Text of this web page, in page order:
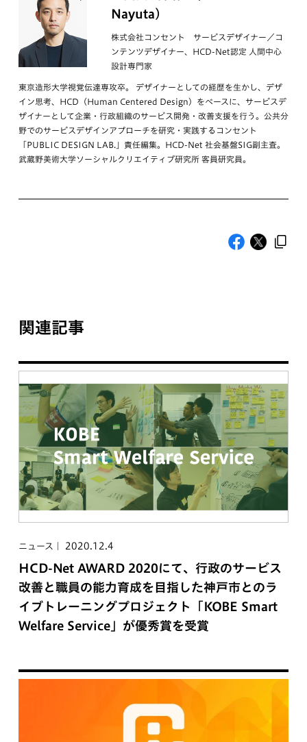
Nayuta）
株式会社コンセント サービスデザイナー／コ
ンテンツデザイナー、HCD-Net認定 人間中心
設計専門家
東京造形大学視覚伝達専攻卒。 デザイナーとしての経歴を生かし、デザ
イン思考、HCD（Human Centered Design）をベースに、サービスデ
ザイナーとして企業・行政組織のサービス開発・改善支援を行う。公共分
野でのサービスデザインアプローチを研究・実践するコンセント
「PUBLIC DESIGN LAB.」責任編集。HCD-Net 社会基盤SIG副主査。
武蔵野美術大学ソーシャルクリエイティブ研究所 客員研究員。
関連記事
ニュース 2020.12.4
HCD-Net AWARD 2020にて、行政のサービス
改善と職員の能力育成を目指した神戸市とのラ
イブトレーニングプロジェクト「KOBE Smart
Welfare Service」が優秀賞を受賞